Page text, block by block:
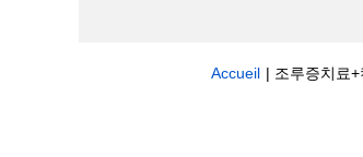
Accueil | 조루증치료